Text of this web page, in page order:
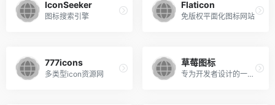
IconSeeker
图标搜索引擎
Flaticon
免版权平面化图标网站
777icons
多类型icon资源网
草莓图标
专为开发者设计的一套免费开源图标库